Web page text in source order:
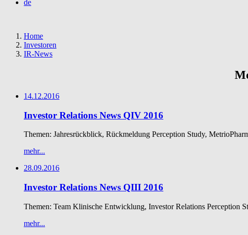
de
Home
Investoren
IR-News
14.12.2016
Investor Relations News QIV 2016
Themen: Jahresrückblick, Rückmeldung Perception Study,
mehr...
28.09.2016
Investor Relations News QIII 2016
Themen: Team Klinische Entwicklung, Investor Relations Perception
mehr...